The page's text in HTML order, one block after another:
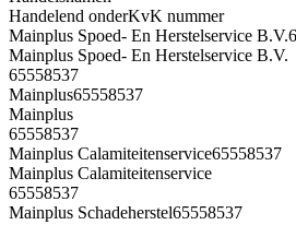
Handelend onderKvK nummer
Mainplus Spoed- En Herstelservice B.V.
Mainplus Spoed- En Herstelservice B.V.
65558537
Mainplus65558537
Mainplus
65558537
Mainplus Calamiteitenservice65558537
Mainplus Calamiteitenservice
65558537
Mainplus Schadeherstel65558537